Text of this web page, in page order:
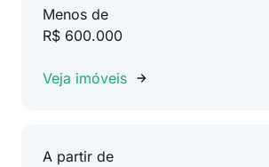
Menos de
R$ 600.000
Veja imóveis
A partir de